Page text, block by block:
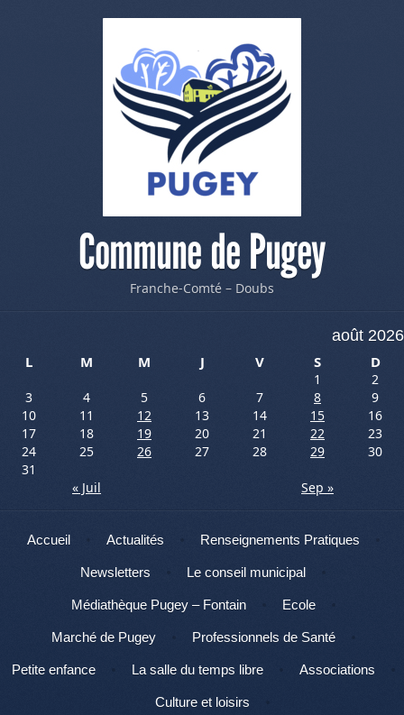
Commune de Pugey
Franche-Comté – Doubs
août 2026
L
M M J V S D
1
2
3
4 5 6 7 8
9
10
11 12 13 14 15
16
17
18 19 20 21 22
23
24
25 26 27 28 29
30
31
« Juil
Sep »
Menu
Aller au contenu
Accueil Actualités Renseignements Pratiques
Newsletters Le conseil municipal
Médiathèque Pugey – Fontain Ecole
Marché de Pugey Professionnels de Santé
Petite enfance La salle du temps libre Associations
Culture et loisirs